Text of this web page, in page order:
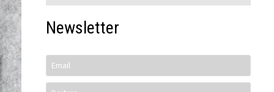
Newsletter